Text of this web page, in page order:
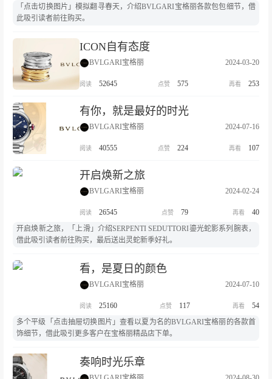
「点击切换图片」模拟翻寻春天，介绍BVLGARI宝格丽各款包包细节，借
此吸引读者前往购买。
ICON自有态度
BVLGARI宝格丽 2024-03-20
52645 575 253
有你，就是最好的时光
BVLGARI宝格丽 2024-07-16
40555 224 107
开启焕新之旅
BVLGARI宝格丽 2024-02-24
26545 79
40
开启焕新之旅，「上滑」介绍SERPENTI SEDUTTORI鎏光蛇影系列腕表，
借此吸引读者前往购买，最后送出灵蛇新季好礼。
看，是夏日的颜色
BVLGARI宝格丽 2024-07-10
25160 117
54
多个平级「点击抽屉切换图片」查看以夏为名的BVLGARI宝格丽的各款首
饰细节，借此吸引更多客户在宝格丽精品店下单。
奏响时光乐章